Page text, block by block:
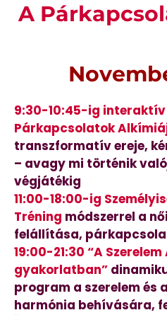
A
9:30-10:45-ig interaktív
Párkapcsolatok
transzformatív ereje,
– avagy mi történik
végjátékig
11:00-18:00-ig
Tréning módszerrel a
felállítása,
19:00-21:30 “A
gyakorlatban”
program a szerelem és
harmónia behívására,